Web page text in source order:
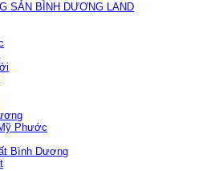
SẢN BÌNH DƯƠNG LAND
Phước
Bình Dương